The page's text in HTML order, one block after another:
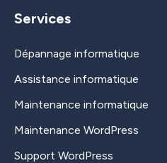
Services
Dépannage informatique
Assistance informatique
Maintenance informatique
Maintenance WordPress
Support WordPress